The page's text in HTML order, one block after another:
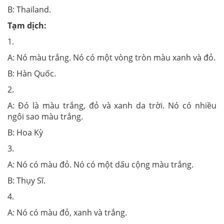
B: Thailand.
Tạm dịch:
1.
A: Nó màu trắng. Nó có một vòng tròn màu xanh và đỏ.
B: Hàn Quốc.
2.
A: Đó là màu trắng, đỏ và xanh da trời. Nó có nhiều
ngôi sao màu trắng.
B: Hoa Kỳ
3.
A: Nó có màu đỏ. Nó có một dấu cộng màu trắng.
B: Thụy Sĩ.
4.
A: Nó có màu đỏ, xanh và trắng.